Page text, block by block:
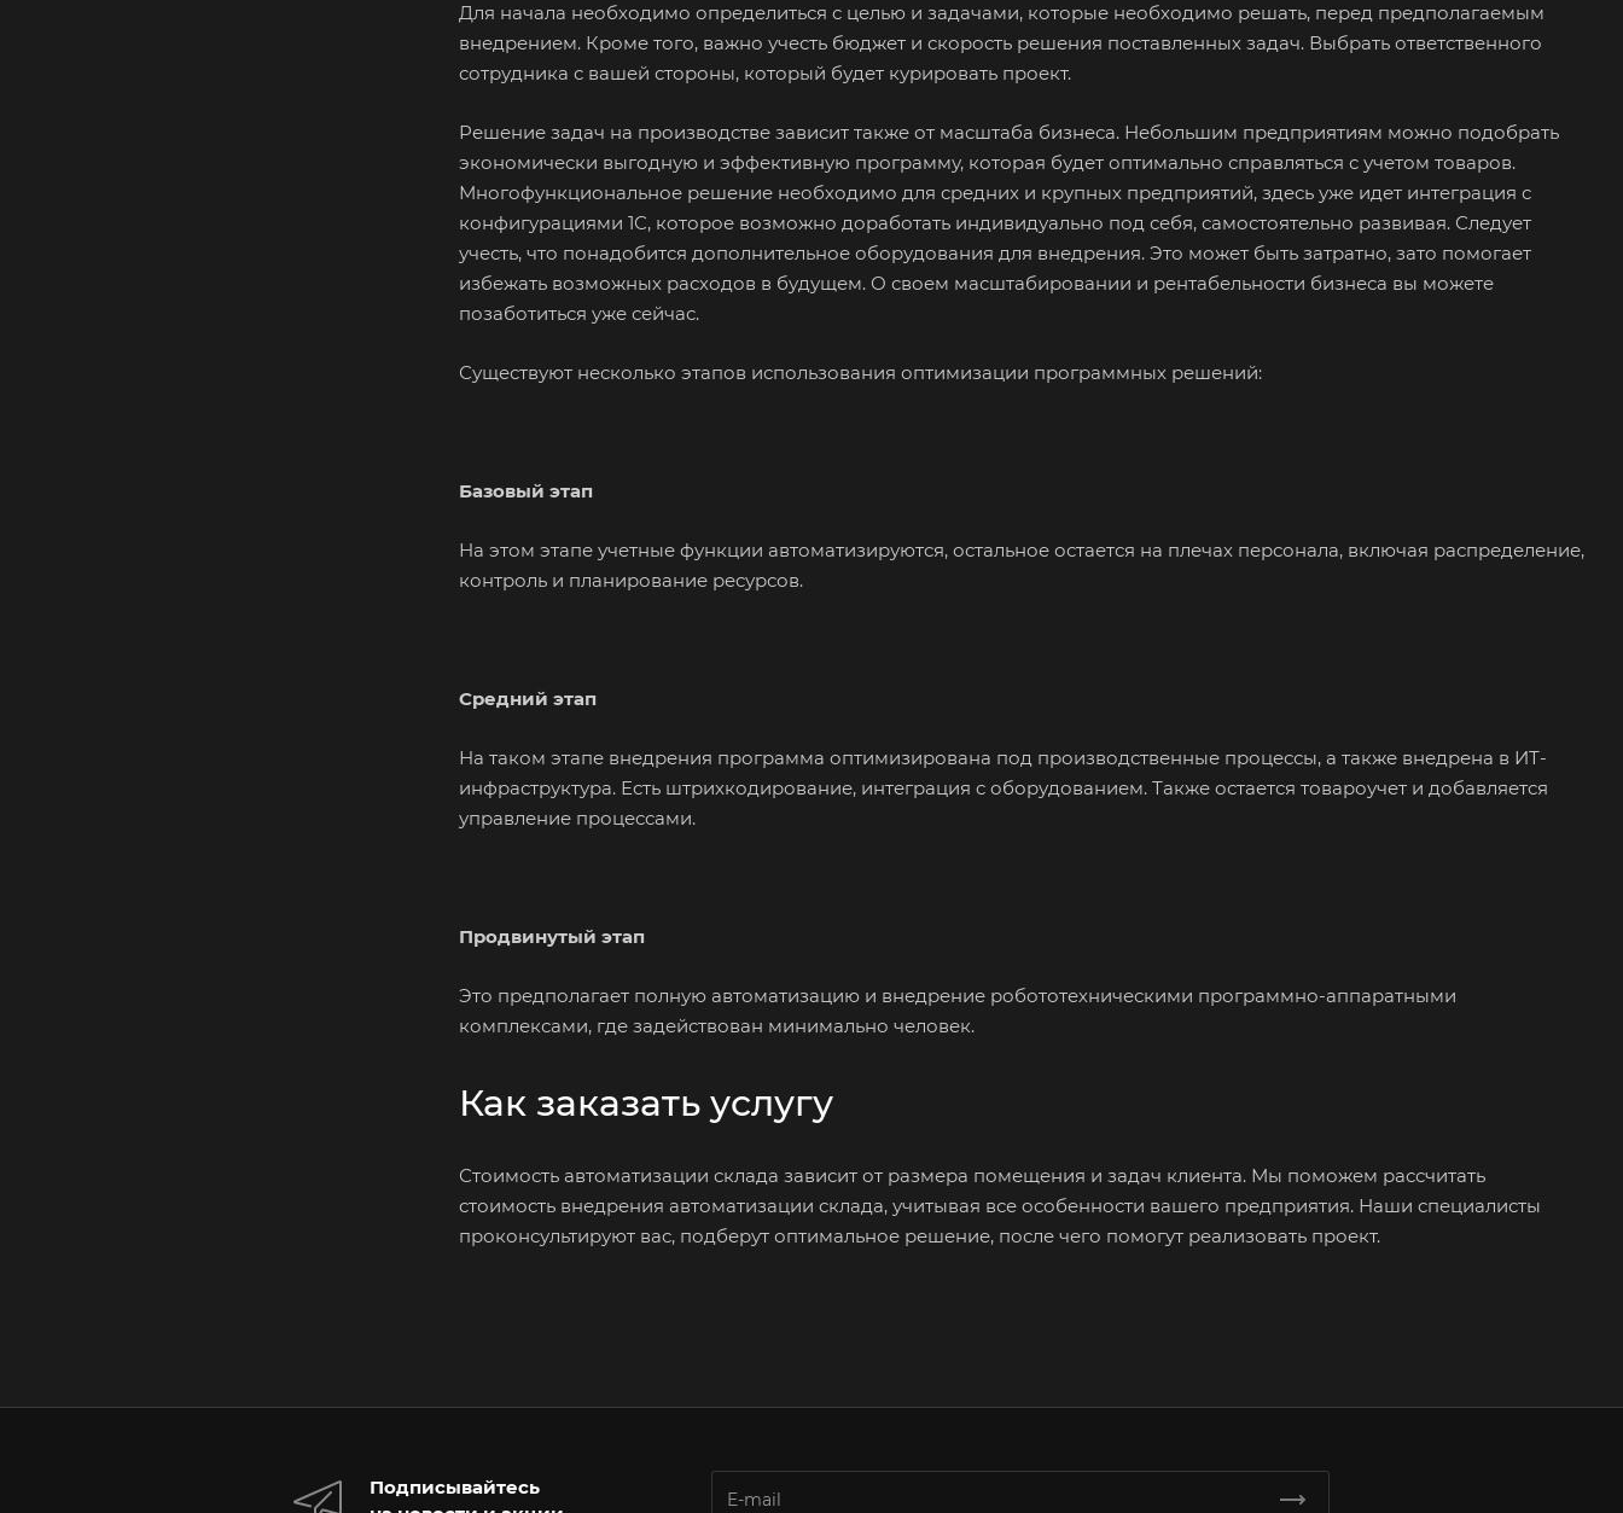
Для начала необходимо определиться с целью и задачами, которые необходимо решать, перед предполагаемым
внедрением. Кроме того, важно учесть бюджет и скорость решения поставленных задач. Выбрать ответственного
сотрудника с вашей стороны, который будет курировать проект.
Решение задач на производстве зависит также от масштаба бизнеса. Небольшим предприятиям можно подобрать
экономически выгодную и эффективную программу, которая будет оптимально справляться с учетом товаров.
Многофункциональное решение необходимо для средних и крупных предприятий, здесь уже идет интеграция с
конфигурациями 1С, которое возможно доработать индивидуально под себя, самостоятельно развивая. Следует
учесть, что понадобится дополнительное оборудования для внедрения. Это может быть затратно, зато помогает
избежать возможных расходов в будущем. О своем масштабировании и рентабельности бизнеса вы можете
позаботиться уже сейчас.
Существуют несколько этапов использования оптимизации программных решений:
Базовый этап
На этом этапе учетные функции автоматизируются, остальное остается на плечах персонала, включая распределение,
контроль и планирование ресурсов.
Средний этап
На таком этапе внедрения программа оптимизирована под производственные процессы, а также внедрена в ИТ-
инфраструктура. Есть штрихкодирование, интеграция с оборудованием. Также остается товароучет и добавляется
управление процессами.
Продвинутый этап
Это предполагает полную автоматизацию и внедрение робототехническими программно-аппаратными
комплексами, где задействован минимально человек.
Как заказать услугу
Стоимость автоматизации склада зависит от размера помещения и задач клиента. Мы поможем рассчитать
стоимость внедрения автоматизации склада, учитывая все особенности вашего предприятия. Наши специалисты
проконсультируют вас, подберут оптимальное решение, после чего помогут реализовать проект.
Подписывайтесь